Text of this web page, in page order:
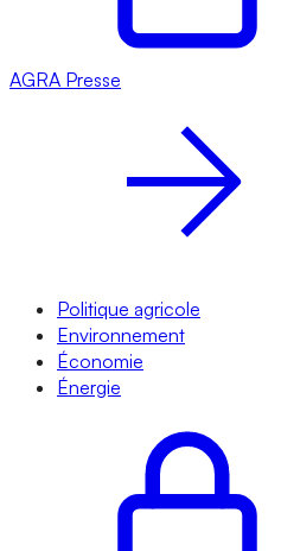
AGRA Presse
Politique agricole
Environnement
Économie
Énergie